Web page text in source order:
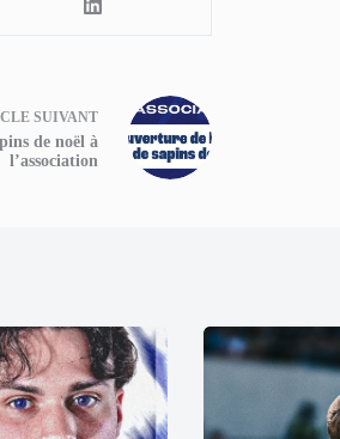
SUIVANT
de noël à
l’association